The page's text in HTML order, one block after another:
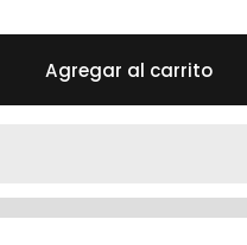
Agregar al carrito